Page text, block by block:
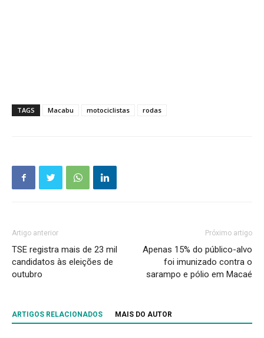
TAGS Macabu motociclistas rodas
Artigo anterior
TSE registra mais de 23 mil
candidatos às eleições de
outubro
Próximo artigo
Apenas 15% do público-alvo
foi imunizado contra o
sarampo e pólio em Macaé
ARTIGOS RELACIONADOS MAIS DO AUTOR